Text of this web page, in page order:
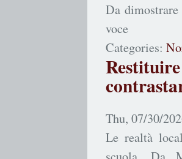
Da
voce
Categories:
Thu, 07/30/
Le realtà